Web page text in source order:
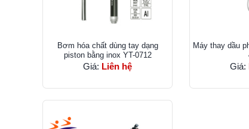
Bơm hóa chất dùng tay dạng
piston bằng inox YT-0712
Giá: Liên hệ
Máy thay dầu
Giá: